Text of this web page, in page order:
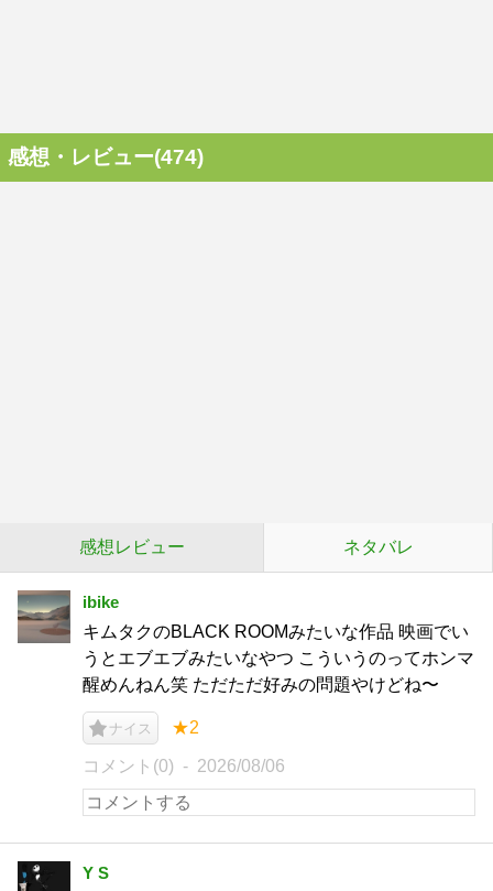
感想・レビュー(474)
感想レビュー ネタバレ
ibike
キムタクのBLACK ROOMみたいな作品 映画でい
うとエブエブみたいなやつ こういうのってホンマ
醒めんねん笑 ただただ好みの問題やけどね〜
ナイス ★2
コメント(0) 2026/08/06
Y S